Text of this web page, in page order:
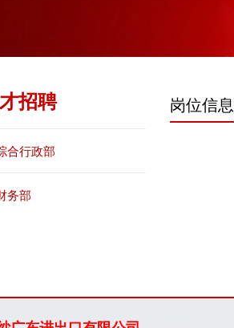
招聘
合行政部
务部
岗位信息